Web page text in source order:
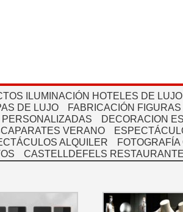
ILUMINACIÓN HOTELES DE LUJO
DE LUJO
FABRICACIÓN
DECORACION
VERANO
ALQUILER
FOTOGRAFÍA
CASTELLDEFELS